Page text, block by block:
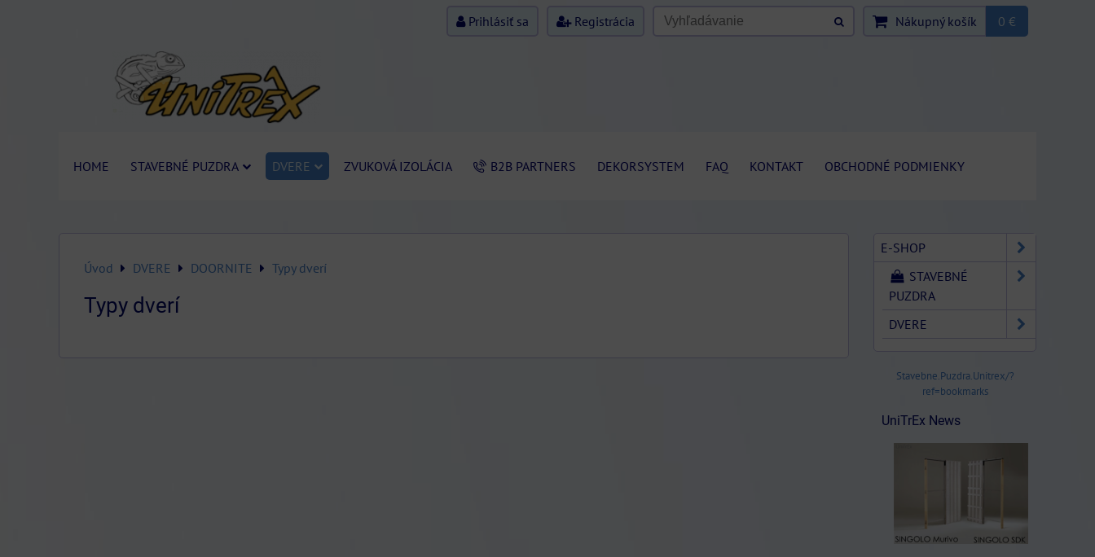
Prihlásiť sa Registrácia Nákupný košík 0 €
HOME STAVEBNÉ PUZDRA DVERE ZVUKOVÁ IZOLÁCIA B2B PARTNERS DEKORSYSTEM FAQ KONTAKT OBCHODNÉ PODMIENKY
Úvod DVERE DOORNITE Typy dverí
Typy dverí
E-SHOP
STAVEBNÉ
PUZDRA
DVERE
Stavebne.Puzdra.Unitrex/?
ref=bookmarks
UniTrEx News